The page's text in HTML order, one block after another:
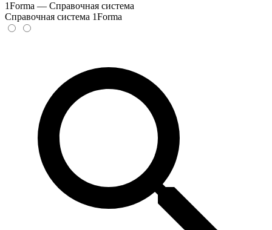
1Forma — Справочная система
Справочная система 1Forma